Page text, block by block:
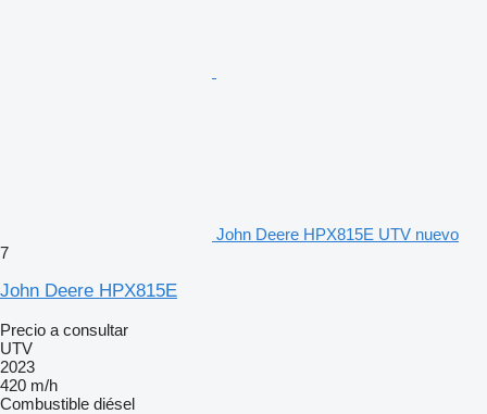
John Deere HPX815E UTV nuevo
7
John Deere HPX815E
Precio a consultar
UTV
2023
420 m/h
Combustible diésel